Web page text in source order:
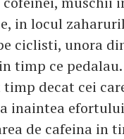
in locul
ciclisti, unora
timp ce
decat cei
inaintea
de cafeina in